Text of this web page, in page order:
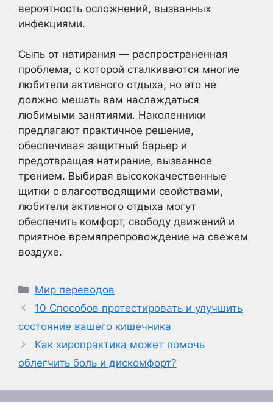
вероятность осложнений, вызванных
инфекциями.
Сыпь от натирания — распространенная
проблема, с которой сталкиваются многие
любители активного отдыха, но это не
должно мешать вам наслаждаться
любимыми занятиями. Наколенники
предлагают практичное решение,
обеспечивая защитный барьер и
предотвращая натирание, вызванное
трением. Выбирая высококачественные
щитки с влагоотводящими свойствами,
любители активного отдыха могут
обеспечить комфорт, свободу движений и
приятное времяпрепровождение на свежем
воздухе.
Рубрики
Мир переводов
10 Способов протестировать и улучшить
состояние вашего кишечника
Как хиропрактика может помочь
облегчить боль и дискомфорт?